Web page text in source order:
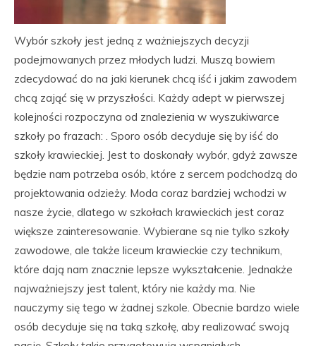
Wybór szkoły jest jedną z ważniejszych decyzji
podejmowanych przez młodych ludzi. Muszą bowiem
zdecydować do na jaki kierunek chcą iść i jakim zawodem
chcą zająć się w przyszłości. Każdy adept w pierwszej
kolejności rozpoczyna od znalezienia w wyszukiwarce
szkoły po frazach: . Sporo osób decyduje się by iść do
szkoły krawieckiej. Jest to doskonały wybór, gdyż zawsze
będzie nam potrzeba osób, które z sercem podchodzą do
projektowania odzieży. Moda coraz bardziej wchodzi w
nasze życie, dlatego w szkołach krawieckich jest coraz
większe zainteresowanie. Wybierane są nie tylko szkoły
zawodowe, ale także liceum krawieckie czy technikum,
które dają nam znacznie lepsze wykształcenie. Jednakże
najważniejszy jest talent, który nie każdy ma. Nie
nauczymy się tego w żadnej szkole. Obecnie bardzo wiele
osób decyduje się na taką szkołę, aby realizować swoją